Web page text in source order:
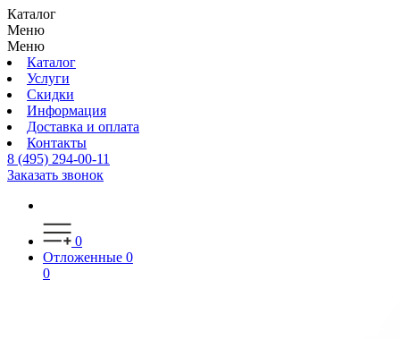
Каталог
Меню
Меню
Каталог
Услуги
Скидки
Информация
Доставка и оплата
Контакты
8 (495) 294-00-11
Заказать звонок
0
Отложенные 0
0